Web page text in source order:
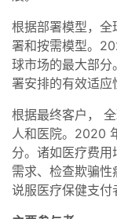
根据部署模型，全
署和按需模型。
球市场的最大部分
署安排的有效适应
根据最终客户，
人和医院。2020
分。诸如医疗费
需求、检查欺骗
说服医疗保健支付